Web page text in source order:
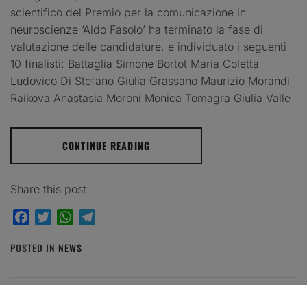
scientifico del Premio per la comunicazione in
neuroscienze ‘Aldo Fasolo’ ha terminato la fase di
valutazione delle candidature, e individuato i seguenti
10 finalisti: Battaglia Simone Bortot Maria Coletta
Ludovico Di Stefano Giulia Grassano Maurizio Morandi
Raikova Anastasia Moroni Monica Tomagra Giulia Valle
CONTINUE READING
Share this post:
FacebookTwitterWhatsApp
POSTED IN NEWS